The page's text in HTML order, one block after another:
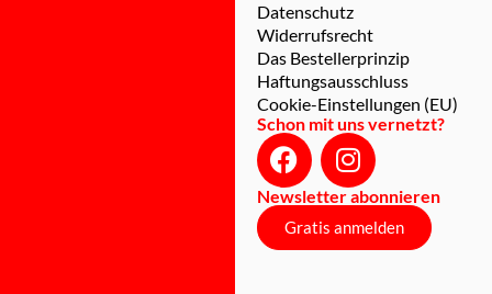
Datenschutz
Widerrufsrecht
Das Bestellerprinzip
Haftungsausschluss
Cookie-Einstellungen (EU)
Schon mit uns vernetzt?
Newsletter abonnieren
Gratis anmelden